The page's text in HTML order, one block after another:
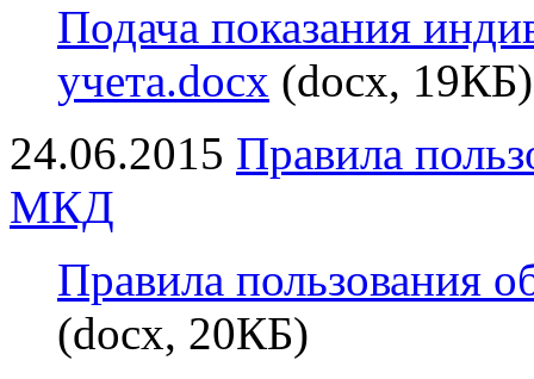
Подача показания
учета.docx (docx, 19КБ)
24.06.2015 Правила
МКД
Правила
(docx, 20КБ)